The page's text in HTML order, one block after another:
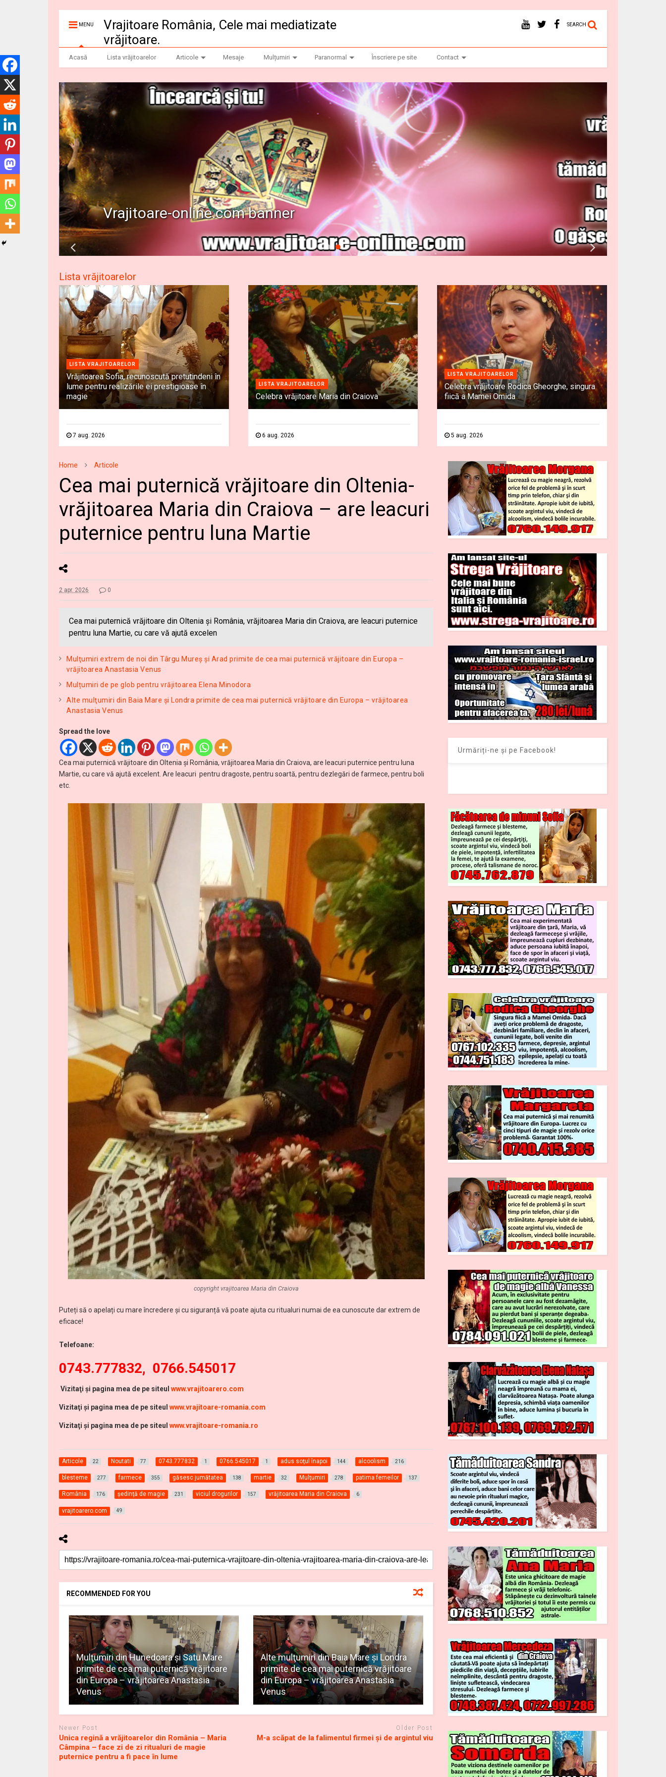
MENU
Vrajitoare România, Cele mai mediatizate
vrăjitoare.
SEARCH
Acasă Lista vrăjitoarelor Articole Mesaje Mulțumiri Paranormal Înscriere pe site Contact
Vrajitoare-online.com banner
Lista vrăjitoarelor
LISTA VRAJITOARELOR
Vrăjitoarea Sofia, recunoscută pretutindeni în
lume pentru realizările ei prestigioase în
magie
7 aug. 2026
LISTA VRAJITOARELOR
Celebra vrăjitoare Maria din Craiova
6 aug. 2026
LISTA VRAJITOARELOR
Celebra vrăjitoare Rodica Gheorghe, singura
fiică a Mamei Omida
5 aug. 2026
Home Articole
Cea mai puternică vrăjitoare din Oltenia-
vrăjitoarea Maria din Craiova – are leacuri
puternice pentru luna Martie
2 apr. 2026 0
Cea mai puternică vrăjitoare din Oltenia și România, vrăjitoarea Maria din Craiova, are leacuri puternice
pentru luna Martie, cu care vă ajută excelen
Mulţumiri extrem de noi din Târgu Mureș și Arad primite de cea mai puternică vrăjitoare din Europa –
vrăjitoarea Anastasia Venus
Mulțumiri de pe glob pentru vrăjitoarea Elena Minodora
Alte mulţumiri din Baia Mare și Londra primite de cea mai puternică vrăjitoare din Europa – vrăjitoarea
Anastasia Venus
Spread the love
Cea mai puternică vrăjitoare din Oltenia și România, vrăjitoarea Maria din Craiova, are leacuri puternice pentru luna
Martie, cu care vă ajută excelent. Are leacuri pentru dragoste, pentru soartă, pentru dezlegări de farmece, pentru boli
etc.
copyright vrajitoarea Maria din Craiova
Puteți să o apelați cu mare încredere și cu siguranță vă poate ajuta cu ritualuri numai de ea cunoscute dar extrem de
eficace!
Telefoane:
0743.777832, 0766.545017
Vizitaţi şi pagina mea de pe siteulwww.vrajitoarero.com
Vizitaţi şi pagina mea de pe siteulwww.vrajitoare-romania.com
Vizitaţi şi pagina mea de pe siteulwww.vrajitoare-romania.ro
Articole 22 Noutati 77 0743.777832 1 0766.545017 1 adus soţul înapoi 144 alcoolism 216
blesteme 277 farmece 355 găsesc jumătatea 138 martie 32 Mulţumiri 278 patima femeilor 137
România 176 şedinţă de magie 231 viciul drogurilor 157 vrăjitoarea Maria din Craiova 6
vrajitoarero.com 49
RECOMMENDED FOR YOU
Mulţumiri din Hunedoara și Satu Mare
primite de cea mai puternică vrăjitoare
din Europa – vrăjitoarea Anastasia
Venus
Alte mulţumiri din Baia Mare și Londra
primite de cea mai puternică vrăjitoare
din Europa – vrăjitoarea Anastasia
Venus
Newer Post
Unica regină a vrăjitoarelor din România – Maria
Câmpina – face zi de zi ritualuri de magie
puternice pentru a fi pace în lume
Older Post
M-a scăpat de la falimentul firmei și de argintul viu
Urmăriți-ne și pe Facebook!